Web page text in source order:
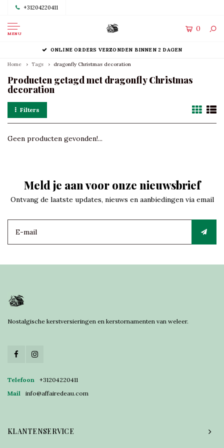
+31204220411
MENU
0
ONLINE ORDERS VERZONDEN BINNEN 2 DAGEN
Home Tags dragonfly Christmas decoration
Producten getagd met dragonfly Christmas
decoration
Filters
Geen producten gevonden!...
Meld je aan voor onze nieuwsbrief
Ontvang de laatste updates, nieuws en aanbiedingen via email
Nostalgische kerstversieringen en kerstornamenten van weleer.
Telefoon
+31204220411
Mail
info@affairedeau.com
KLANTENSERVICE